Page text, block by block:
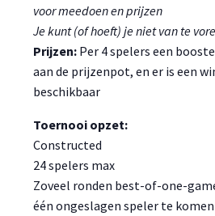
voor meedoen en prijzen
Je kunt (of hoeft) je niet van te
Prijzen: Per 4 spelers een
aan de prijzenpot, en er is een
beschikbaar
Toernooi opzet:
Constructed
24 spelers max
Zoveel ronden best-of-one-
één ongeslagen speler te komen